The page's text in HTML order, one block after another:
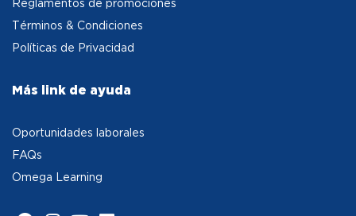
Reglamentos de promociones
Términos & Condiciones
Políticas de Privacidad
Más link de ayuda
Oportunidades laborales
FAQs
Omega Learning